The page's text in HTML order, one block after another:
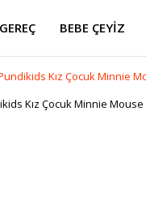
BEBE ÇEYİZ
Kız Çocuk Minnie